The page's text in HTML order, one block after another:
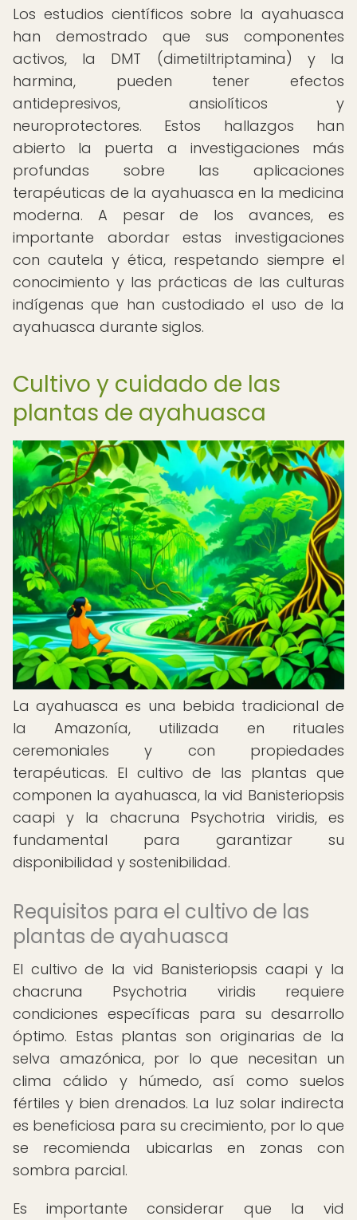
Los estudios científicos sobre la ayahuasca
han demostrado que sus componentes
activos, la DMT (dimetiltriptamina) y la
harmina, pueden tener efectos
antidepresivos, ansiolíticos y
neuroprotectores. Estos hallazgos han
abierto la puerta a investigaciones más
profundas sobre las aplicaciones
terapéuticas de la ayahuasca en la medicina
moderna. A pesar de los avances, es
importante abordar estas investigaciones
con cautela y ética, respetando siempre el
conocimiento y las prácticas de las culturas
indígenas que han custodiado el uso de la
ayahuasca durante siglos.
Cultivo y cuidado de las
plantas de ayahuasca
La ayahuasca es una bebida tradicional de
la Amazonía, utilizada en rituales
ceremoniales y con propiedades
terapéuticas. El cultivo de las plantas que
componen la ayahuasca, la vid Banisteriopsis
caapi y la chacruna Psychotria viridis, es
fundamental para garantizar su
disponibilidad y sostenibilidad.
Requisitos para el cultivo de las
plantas de ayahuasca
El cultivo de la vid Banisteriopsis caapi y la
chacruna Psychotria viridis requiere
condiciones específicas para su desarrollo
óptimo. Estas plantas son originarias de la
selva amazónica, por lo que necesitan un
clima cálido y húmedo, así como suelos
fértiles y bien drenados. La luz solar indirecta
es beneficiosa para su crecimiento, por lo que
se recomienda ubicarlas en zonas con
sombra parcial.
Es importante considerar que la vid